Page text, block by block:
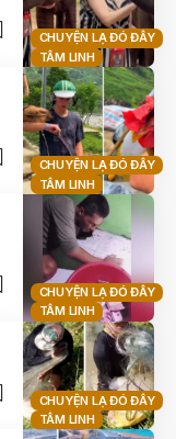
CHUYỆN LẠ ĐÓ ĐÂY
TÂM LINH
CHUYỆN LẠ ĐÓ ĐÂY
TÂM LINH
CHUYỆN LẠ ĐÓ ĐÂY
TÂM LINH
CHUYỆN LẠ ĐÓ ĐÂY
TÂM LINH